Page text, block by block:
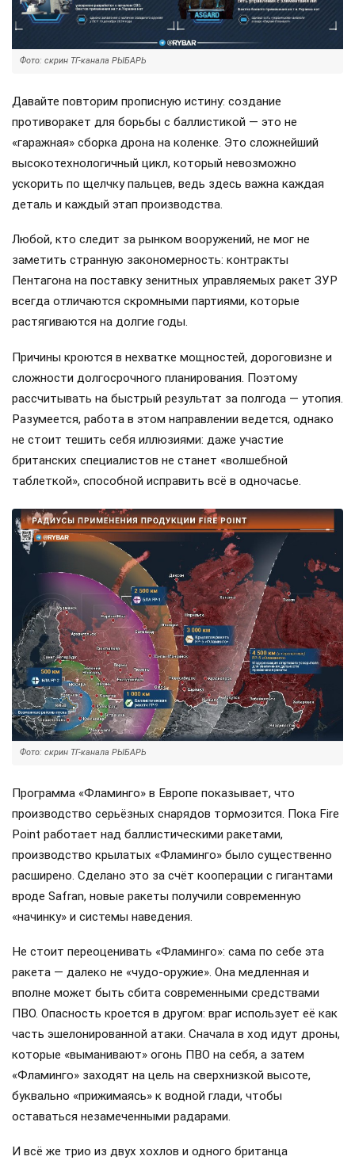
Фото: скрин ТГ-канала РЫБАРЬ
Давайте повторим прописную истину: создание
противоракет для борьбы с баллистикой — это не
«гаражная» сборка дрона на коленке. Это сложнейший
высокотехнологичный цикл, который невозможно
ускорить по щелчку пальцев, ведь здесь важна каждая
деталь и каждый этап производства.
Любой, кто следит за рынком вооружений, не мог не
заметить странную закономерность: контракты
Пентагона на поставку зенитных управляемых ракет ЗУР
всегда отличаются скромными партиями, которые
растягиваются на долгие годы.
Причины кроются в нехватке мощностей, дороговизне и
сложности долгосрочного планирования. Поэтому
рассчитывать на быстрый результат за полгода — утопия.
Разумеется, работа в этом направлении ведется, однако
не стоит тешить себя иллюзиями: даже участие
британских специалистов не станет «волшебной
таблеткой», способной исправить всё в одночасье.
Фото: скрин ТГ-канала РЫБАРЬ
Программа «Фламинго» в Европе показывает, что
производство серьёзных снарядов тормозится. Пока Fire
Point работает над баллистическими ракетами,
производство крылатых «Фламинго» было существенно
расширено. Сделано это за счёт кооперации с гигантами
вроде Safran, новые ракеты получили современную
«начинку» и системы наведения.
Не стоит переоценивать «Фламинго»: сама по себе эта
ракета — далеко не «чудо-оружие». Она медленная и
вполне может быть сбита современными средствами
ПВО. Опасность кроется в другом: враг использует её как
часть эшелонированной атаки. Сначала в ход идут дроны,
которые «выманивают» огонь ПВО на себя, а затем
«Фламинго» заходят на цель на сверхнизкой высоте,
буквально «прижимаясь» к водной глади, чтобы
оставаться незамеченными радарами.
И всё же трио из двух хохлов и одного британца